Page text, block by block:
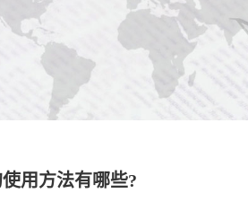
用方法有哪些?